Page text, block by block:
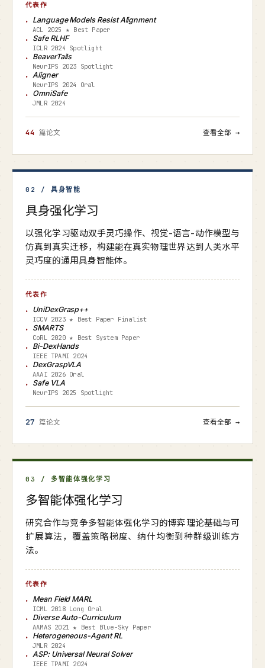
代表作
Language Models Resist Alignment
ACL 2025 ★ Best Paper
Safe RLHF
ICLR 2024 Spotlight
BeaverTails
NeurIPS 2023 Spotlight
Aligner
NeurIPS 2024 Oral
OmniSafe
JMLR 2024
44 篇论文 查看全部 →
02 / 具身智能
具身强化学习
以强化学习驱动双手灵巧操作、视觉-语言-动作模型与
仿真到真实迁移，构建能在真实物理世界达到人类水平
灵巧度的通用具身智能体。
代表作
UniDexGrasp++
ICCV 2023 ★ Best Paper Finalist
SMARTS
CoRL 2020 ★ Best System Paper
Bi-DexHands
IEEE TPAMI 2024
DexGraspVLA
AAAI 2026 Oral
Safe VLA
NeurIPS 2025 Spotlight
27 篇论文 查看全部 →
03 / 多智能体强化学习
多智能体强化学习
研究合作与竞争多智能体强化学习的博弈理论基础与可
扩展算法，覆盖策略梯度、纳什均衡到种群级训练方
法。
代表作
Mean Field MARL
ICML 2018 Long Oral
Diverse Auto-Curriculum
AAMAS 2021 ★ Best Blue-Sky Paper
Heterogeneous-Agent RL
JMLR 2024
ASP: Universal Neural Solver
IEEE TPAMI 2024